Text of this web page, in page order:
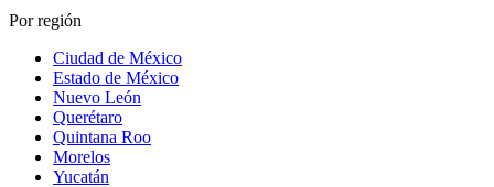
Por región
Ciudad de México
Estado de México
Nuevo León
Querétaro
Quintana Roo
Morelos
Yucatán